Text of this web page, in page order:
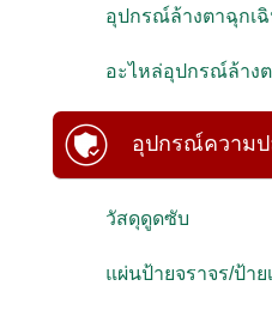
อุปกรณ์ล้างตาฉุกเ
อะไหล่อุปกรณ์ล้าง
อุปกรณ์ความ
วัสดุดูดซับ
แผ่นป้ายจราจร/ป้า